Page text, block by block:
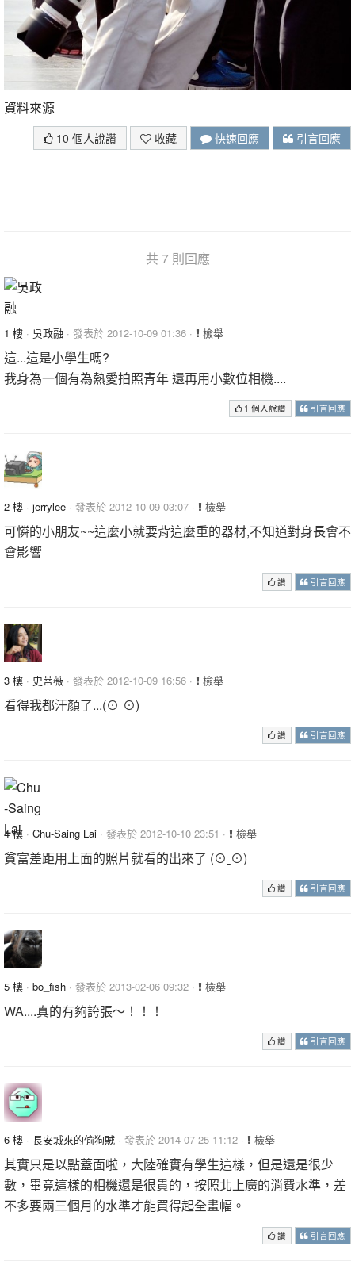
資料來源
10 個人說讚 收藏 快速回應 引言回應
共 7 則回應
1 樓 · 吳政融 · 發表於 2012-10-09 01:36 · 檢舉
這...這是小學生嗎?
我身為一個有為熱愛拍照青年 還再用小數位相機....
1 個人說讚 引言回應
2 樓 · jerrylee · 發表於 2012-10-09 03:07 · 檢舉
可憐的小朋友~~這麼小就要背這麼重的器材,不知道對身長會不
會影響
讚 引言回應
3 樓 · 史蒂薇 · 發表於 2012-10-09 16:56 · 檢舉
看得我都汗顏了...(⊙ˍ⊙)
讚 引言回應
4 樓 · Chu-Saing Lai · 發表於 2012-10-10 23:51 · 檢舉
貧富差距用上面的照片就看的出來了 (⊙ˍ⊙)
讚 引言回應
5 樓 · bo_fish · 發表於 2013-02-06 09:32 · 檢舉
WA....真的有夠誇張～！！！
讚 引言回應
6 樓 · 長安城來的偷狗賊 · 發表於 2014-07-25 11:12 · 檢舉
其實只是以點蓋面啦，大陸確實有學生這樣，但是還是很少
數，畢竟這樣的相機還是很貴的，按照北上廣的消費水準，差
不多要兩三個月的水準才能買得起全畫幅。
讚 引言回應